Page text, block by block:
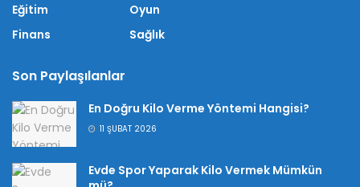
Eğitim
Finans
Oyun
Sağlık
Son Paylaşılanlar
En Doğru Kilo Verme Yöntemi Hangisi?
11 ŞUBAT 2026
Evde Spor Yaparak Kilo Vermek Mümkün